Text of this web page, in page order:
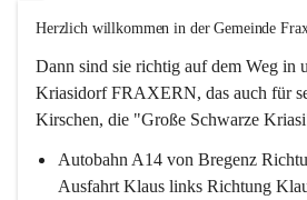
Herzlich willkommen in der Gemeinde
Dann sind sie richtig auf dem Weg in
Kriasidorf FRAXERN, das auch für
Kirschen, die "Große Schwarze
Autobahn A14 von Bregenz
Ausfahrt Klaus links Richtung